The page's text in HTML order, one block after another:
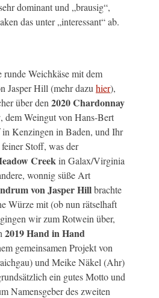
dominant und „brausig“,
das unter „interessant“ ab.
runde Weichkäse mit dem
Jasper Hill (mehr dazu hier),
über den 2020 Chardonnay
, dem Weingut von Hans-Bert
Kenzingen in Baden, und Ihr
Stoff, was der
Creekin Galax/Virginia
wonnig süße Art
von Jasper Hillbrachte
Würze mit (ob nun rätselhaft
wir zum Rotwein über,
2019 Hand in Hand
gemeinsamen Projekt von
und Meike Näkel (Ahr)
ein gutes Motto und
Namensgeber des zweiten